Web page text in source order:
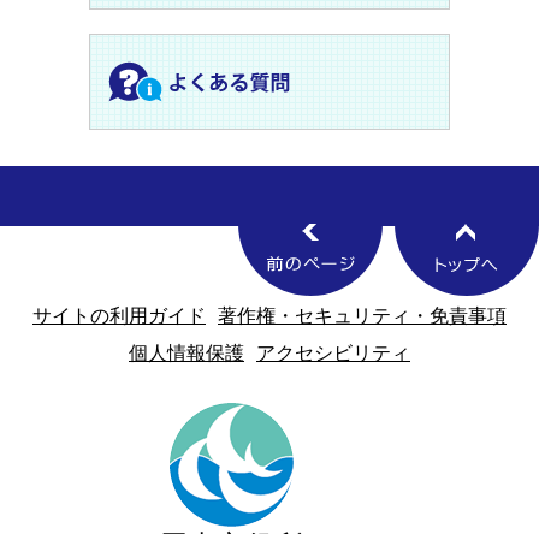
サイトの利用ガイド
著作権・セキュリティ・免責事項
個人情報保護
アクセシビリティ